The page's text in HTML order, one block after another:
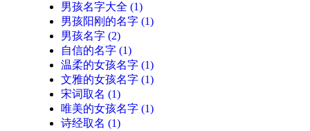
男孩名字大全 (1)
男孩阳刚的名字 (1)
男孩名字 (2)
自信的名字 (1)
温柔的女孩名字 (1)
文雅的女孩名字 (1)
宋词取名 (1)
唯美的女孩名字 (1)
诗经取名 (1)